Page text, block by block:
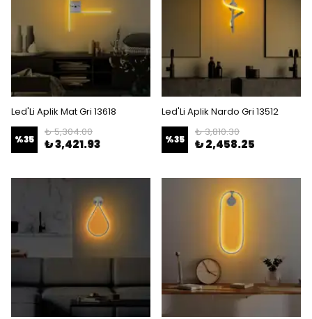
Led'Li Aplik Mat Gri 13618
%35
₺ 5,304.00
₺ 3,421.93
Led'Li Aplik Nardo Gri 13512
%35
₺ 3,810.30
₺ 2,458.25